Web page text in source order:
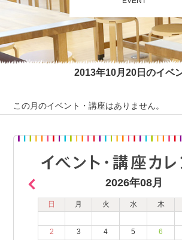
2013年10月20日のイベ
この月のイベント・講座はありません。
2026年08月
日 月 火 水 木
2
3 4 5 6